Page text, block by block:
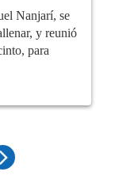
Nanjarí, se
y reunió
para